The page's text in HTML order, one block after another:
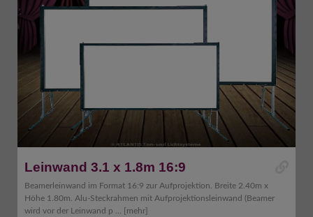
Leinwand 3.1 x 1.8m 16:9
Beamerleinwand im Format 16:9 zur Aufprojektion. Breite 2.40m x
Höhe 1.80m. Alu-Steckrahmen mit Aufprojektionsleinwand (Beamer
wird vor der Leinwand p ...
[mehr]